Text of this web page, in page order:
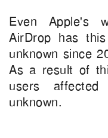
Even Apple's
AirDrop has
unknown since
As a result of
users
unknown.